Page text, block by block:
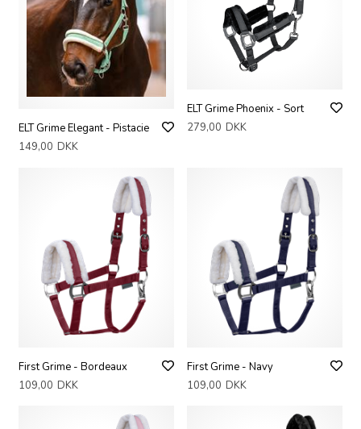
ELT Grime Elegant - Pistacie
149,00 DKK
ELT Grime Phoenix - Sort
279,00 DKK
First Grime - Bordeaux
109,00 DKK
First Grime - Navy
109,00 DKK